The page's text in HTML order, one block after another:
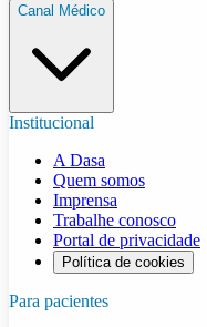
Canal Médico
Institucional
A Dasa
Quem somos
Imprensa
Trabalhe conosco
Portal de privacidade
Política de cookies
Para pacientes